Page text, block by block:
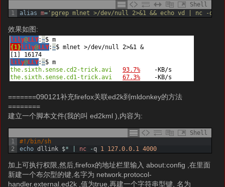
Shell
1
alias m= 'pgrep mlnet >/dev/null 2>&1 && echo vd | nc -q
效果如图:
=======090121补充firefox关联ed2k到mldonkey的方法
========
建立一个脚本文件(我的叫 ed2kml ),内容为:
Shell
1
2
#!/bin/sh
echo dllink $* nc -q 1 127.0.0.1 4000
加上可执行权限,然后,firefox的地址栏里输入 about:config ,在里面
新建一个布尔型的键,名字为 network.protocol-
handler.external.ed2k ,值为true,再建一个字符串型键, 名为